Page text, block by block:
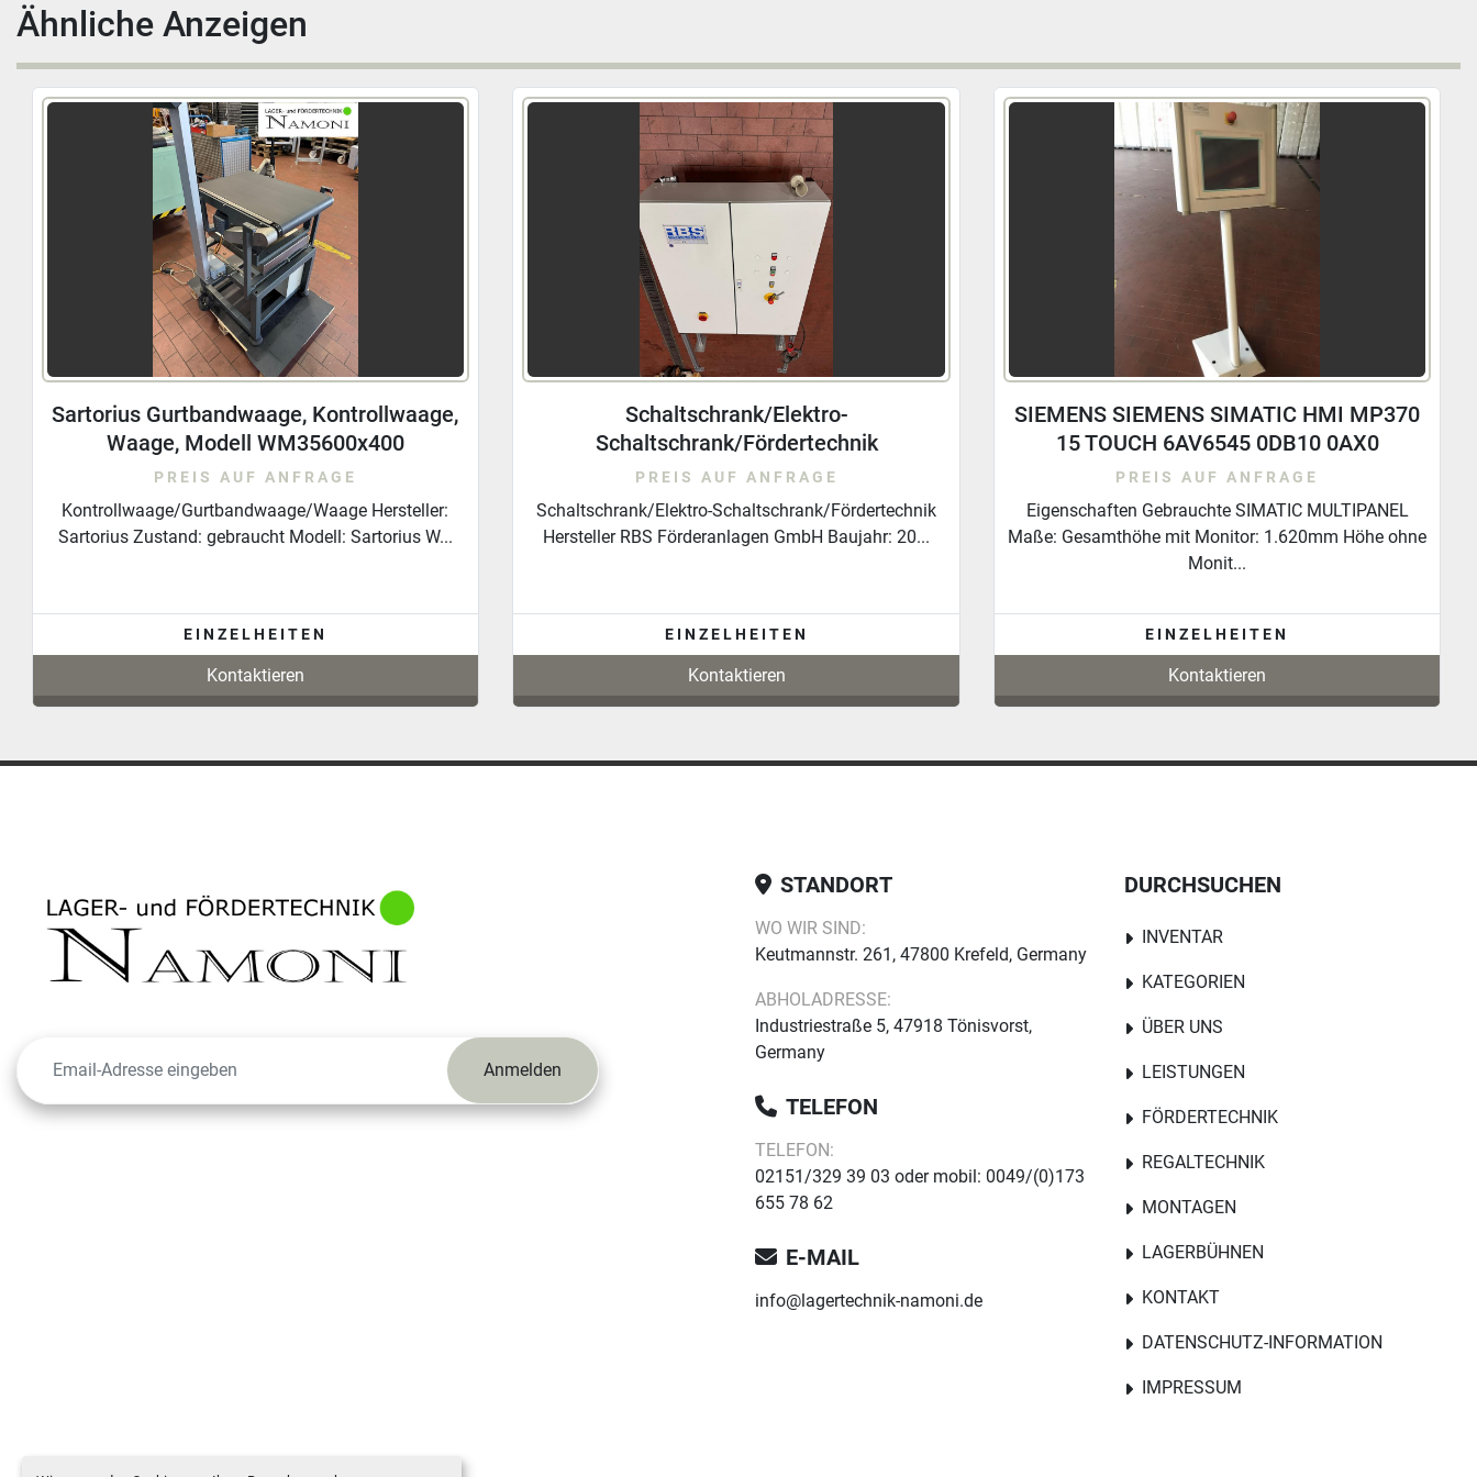
Ähnliche Anzeigen
Schaltschrank/Elektro-
Schaltschrank/Fördertechnik
PREIS AUF ANFRAGE
Schaltschrank/Elektro-Schaltschrank/Fördertechnik
Hersteller RBS Förderanlagen GmbH Baujahr: 20...
EINZELHEITEN
Kontaktieren
SIEMENS SIEMENS SIMATIC HMI MP370
15 TOUCH 6AV6545 0DB10 0AX0
PREIS AUF ANFRAGE
Eigenschaften Gebrauchte SIMATIC MULTIPANEL
Maße: Gesamthöhe mit Monitor: 1.620mm Höhe ohne
EINZELHEITEN
Kontaktieren
Sartorius Gurtbandwaage, Kontrollwaage,
Waage, Modell WM35600x400
PREIS AUF ANFRAGE
Kontrollwaage/Gurtbandwaage/Waage Hersteller:
Sartorius Zustand: gebraucht Modell: Sartorius W...
EINZELHEITEN
Kontaktieren
Anmelden
STANDORT
WO WIR SIND:
Keutmannstr. 261, 47800 Krefeld, Germany
ABHOLADRESSE:
Industriestraße 5, 47918 Tönisvorst,
Germany
TELEFON
TELEFON:
02151/329 39 03 oder mobil: 0049/(0)173
655 78 62
E-MAIL
info@lagertechnik-namoni.de
DURCHSUCHEN
INVENTAR
KATEGORIEN
ÜBER UNS
LEISTUNGEN
FÖRDERTECHNIK
REGALTECHNIK
MONTAGEN
LAGERBÜHNEN
KONTAKT
DATENSCHUTZ-INFORMATION
IMPRESSUM